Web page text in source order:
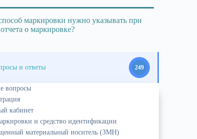
маркировки нужно указывать при
о маркировке?
и ответы 249
вопросы
кабинет
и средство идентификации
материальный носитель (ЗМН)